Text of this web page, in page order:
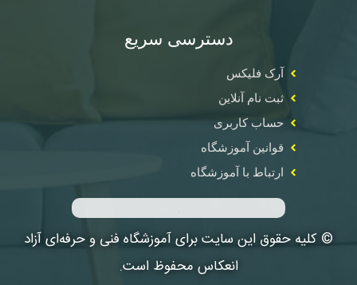
دسترسی سریع
آرک فلیکس
ثبت نام آنلاین
حساب کاربری
قوانین آموزشگاه
ارتباط با آموزشگاه
© کلیه حقوق این سایت برای آموزشگاه فنی و حرفه‌ای آزاد
انعکاس محفوظ است.